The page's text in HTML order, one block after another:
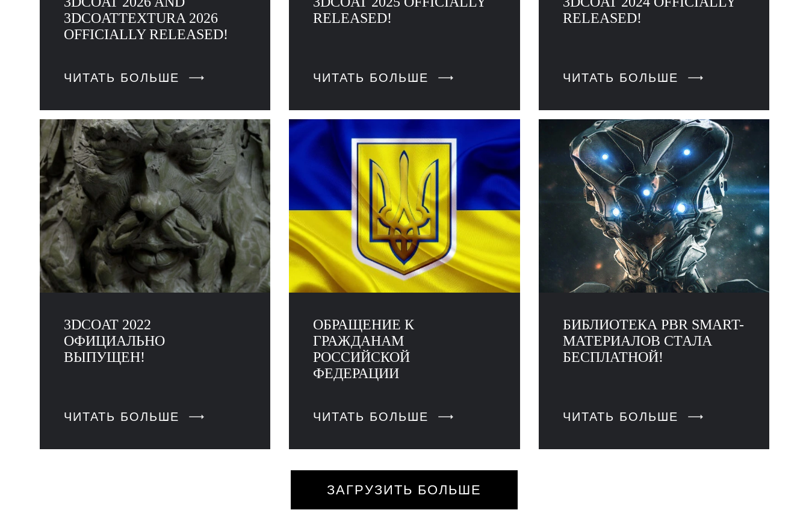
3DCOATTEXTURA 2026
OFFICIALLY RELEASED!
ЧИТАТЬ БОЛЬШЕ
RELEASED!
ЧИТАТЬ БОЛЬШЕ
RELEASED!
ЧИТАТЬ БОЛЬШЕ
3DCOAT 2022
ОФИЦИАЛЬНО
ВЫПУЩЕН!
ЧИТАТЬ БОЛЬШЕ
ОБРАЩЕНИЕ К
ГРАЖДАНАМ
РОССИЙСКОЙ
ФЕДЕРАЦИИ
ЧИТАТЬ БОЛЬШЕ
БИБЛИОТЕКА PBR SMART-
МАТЕРИАЛОВ СТАЛА
БЕСПЛАТНОЙ!
ЧИТАТЬ БОЛЬШЕ
ЗАГРУЗИТЬ БОЛЬШЕ